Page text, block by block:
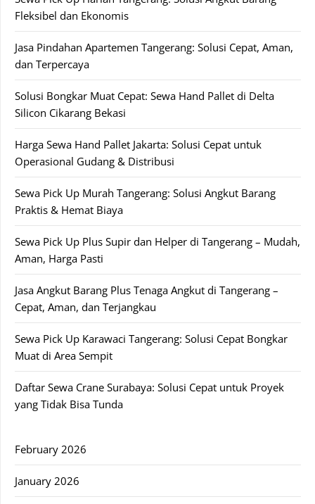
Fleksibel dan Ekonomis
Jasa Pindahan Apartemen Tangerang: Solusi Cepat, Aman,
dan Terpercaya
Solusi Bongkar Muat Cepat: Sewa Hand Pallet di Delta
Silicon Cikarang Bekasi
Harga Sewa Hand Pallet Jakarta: Solusi Cepat untuk
Operasional Gudang & Distribusi
Sewa Pick Up Murah Tangerang: Solusi Angkut Barang
Praktis & Hemat Biaya
Sewa Pick Up Plus Supir dan Helper di Tangerang – Mudah,
Aman, Harga Pasti
Jasa Angkut Barang Plus Tenaga Angkut di Tangerang –
Cepat, Aman, dan Terjangkau
Sewa Pick Up Karawaci Tangerang: Solusi Cepat Bongkar
Muat di Area Sempit
Daftar Sewa Crane Surabaya: Solusi Cepat untuk Proyek
yang Tidak Bisa Tunda
February 2026
January 2026